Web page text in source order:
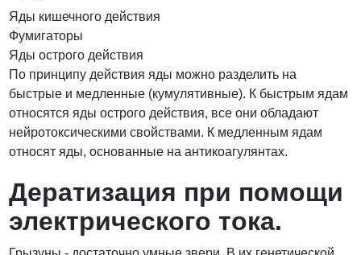
Яды кишечного действия
Фумигаторы
Яды острого действия
По принципу действия яды можно разделить на
быстрые и медленные (кумулятивные). К быстрым ядам
относятся яды острого действия, все они обладают
нейротоксическими свойствами. К медленным ядам
относят яды, основанные на антикоагулянтах.
Дератизация при помощи
электрического тока.